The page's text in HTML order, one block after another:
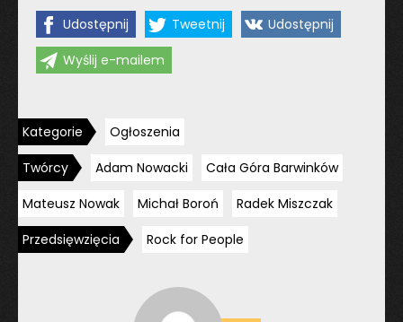
Udostępnij Tweetnij
Udostępnij
Wyślij e-mailem
Kategorie
Ogłoszenia
Twórcy
Adam Nowacki
Cała Góra Barwinków
Mateusz Nowak
Michał Boroń
Radek Miszczak
Przedsięwzięcia
Rock for People